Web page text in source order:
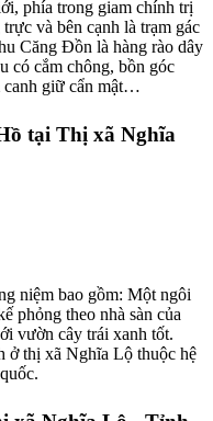
phía trong giam chính trị
và bên cạnh là trạm gác
Căng Đồn là hàng rào dây
có cắm chông, bồn góc
canh giữ cẩn mật…
tại Thị xã Nghĩa
niệm bao gồm: Một ngôi
phỏng theo nhà sàn của
vườn cây trái xanh tốt.
thị xã Nghĩa Lộ thuộc hệ